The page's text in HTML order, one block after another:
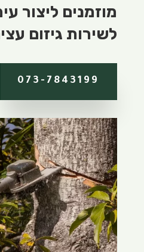
מוזמנים ליצור
לשירות גיזום
073-7843199